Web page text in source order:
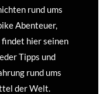
rund ums
Abenteuer,
hier seinen
Tipps und
rund ums
der Welt.